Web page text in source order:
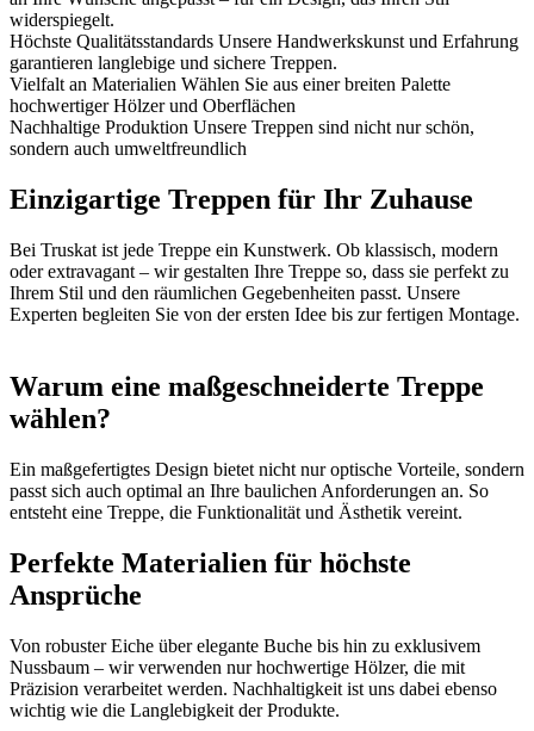
widerspiegelt.
Höchste Qualitätsstandards Unsere Handwerkskunst und Erfahrung
garantieren langlebige und sichere Treppen.
Vielfalt an Materialien Wählen Sie aus einer breiten Palette
hochwertiger Hölzer und Oberflächen
Nachhaltige Produktion Unsere Treppen sind nicht nur schön,
sondern auch umweltfreundlich
Einzigartige Treppen für Ihr Zuhause
Bei Truskat ist jede Treppe ein Kunstwerk. Ob klassisch, modern
oder extravagant – wir gestalten Ihre Treppe so, dass sie perfekt zu
Ihrem Stil und den räumlichen Gegebenheiten passt. Unsere
Experten begleiten Sie von der ersten Idee bis zur fertigen Montage.
Warum eine maßgeschneiderte Treppe
wählen?
Ein maßgefertigtes Design bietet nicht nur optische Vorteile, sondern
passt sich auch optimal an Ihre baulichen Anforderungen an. So
entsteht eine Treppe, die Funktionalität und Ästhetik vereint.
Perfekte Materialien für höchste
Ansprüche
Von robuster Eiche über elegante Buche bis hin zu exklusivem
Nussbaum – wir verwenden nur hochwertige Hölzer, die mit
Präzision verarbeitet werden. Nachhaltigkeit ist uns dabei ebenso
wichtig wie die Langlebigkeit der Produkte.